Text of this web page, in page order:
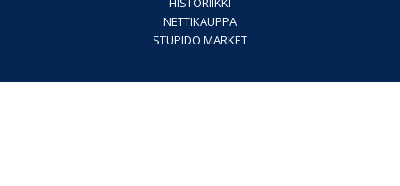
NETTIKAUPPA
STUPIDO MARKET